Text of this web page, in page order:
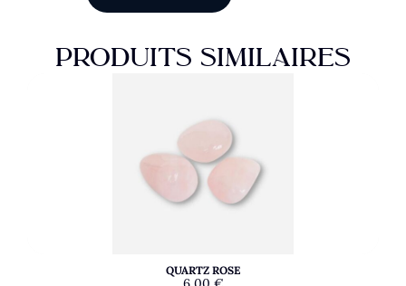
PRODUITS SIMILAIRES
QUARTZ ROSE